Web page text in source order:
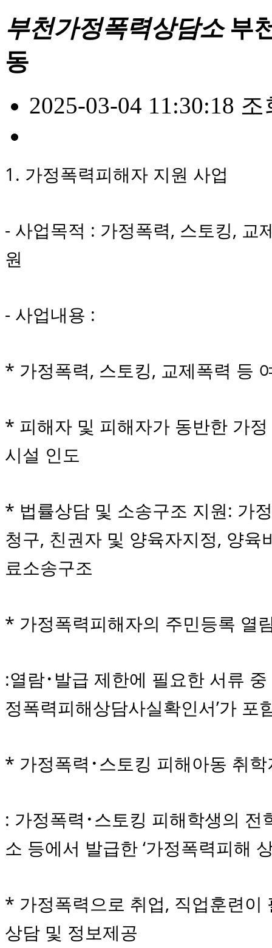
부천가정폭력상담소 부
동
2025-03-04 11:30:18 조
1. 가정폭력피해자 지원 사업
- 사업목적 : 가정폭력, 스토킹, 교
원
- 사업내용 :
* 가정폭력, 스토킹, 교제폭력 등
* 피해자 및 피해자가 동반한 가
시설 인도
* 법률상담 및 소송구조 지원: 가
청구, 친권자 및 양육자지정, 양
료소송구조
* 가정폭력피해자의 주민등록 열
:열람･발급 제한에 필요한 서류
정폭력피해상담사실확인서’가 포
* 가정폭력･스토킹 피해아동 취
: 가정폭력･스토킹 피해학생의
소 등에서 발급한 ‘가정폭력피해
* 가정폭력으로 취업, 직업훈련
상담 및 정보제공